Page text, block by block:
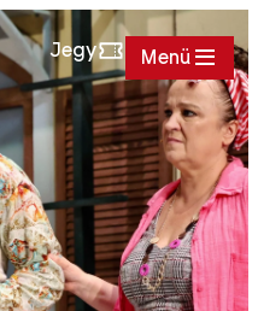
Jegy Menü